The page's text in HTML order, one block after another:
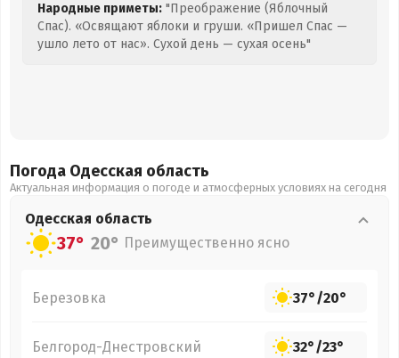
Народные приметы: "Преображение (Яблочный
Спас). «Освящают яблоки и груши. «Пришел Спас —
ушло лето от нас». Сухой день — сухая осень"
Погода Одесская область
Актуальная информация о погоде и атмосферных условиях на сегодня
Одесская область
37° 20° Преимущественно ясно
Березовка 37°/20°
Белгород-Днестровский 32°/23°